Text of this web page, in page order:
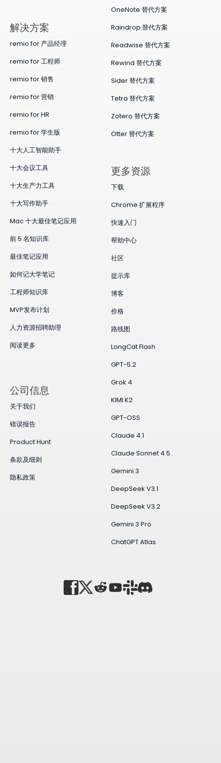
OneNote 替代方案
Raindrop 替代方案
Readwise 替代方案
Rewind 替代方案
Sider 替代方案
Tetra 替代方案
Zotero 替代方案
Otter 替代方案
​解决方案
remio for 产品经理
remio for 工程师
remio for 销售
remio for 营销
remio for HR
remio for 学生版
十大人工智能助手
十大会议工具
十大生产力工具
十大写作助手
Mac 十大最佳笔记应用
前 5 名知识库
最佳笔记应用
如何记大学笔记
工程师知识库
MVP发布计划
人力资源招聘助理
阅读更多
更多资源
下载
Chrome 扩展程序
快速入门
帮助中心
社区
提示库
博客
价格
路线图
LongCat Flash
GPT-5.2
Grok 4
KIMI K2
GPT-OSS
Claude 4.1
Claude·Sonnet 4.5
Gemini 3
DeepSeek V3.1
DeepSeek V3.2
Gemini 3 Pro
ChatGPT Atlas
公司信息
关于我们
错误报告
Product Hunt
条款及细则
隐私政策